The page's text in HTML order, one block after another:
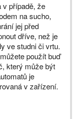
v případě, že
na sucho,
jej před
dříve, než je
ve studni či vrtu.
použít buď
který může být
je
v zařízení.